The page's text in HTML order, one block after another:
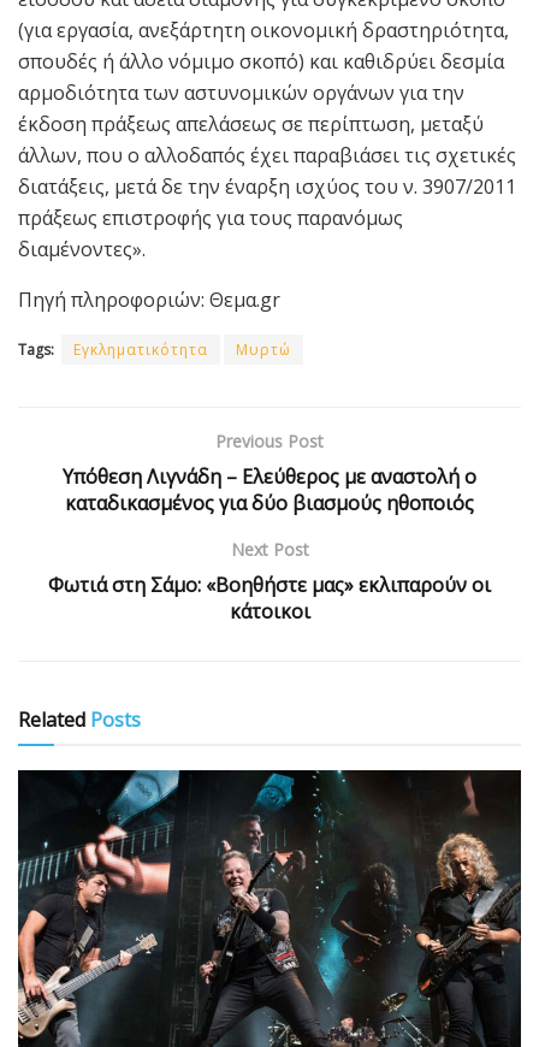
(για εργασία, ανεξάρτητη οικονομική δραστηριότητα,
σπουδές ή άλλο νόμιμο σκοπό) και καθιδρύει δεσμία
αρμοδιότητα των αστυνομικών οργάνων για την
έκδοση πράξεως απελάσεως σε περίπτωση, μεταξύ
άλλων, που ο αλλοδαπός έχει παραβιάσει τις σχετικές
διατάξεις, μετά δε την έναρξη ισχύος του ν. 3907/2011
πράξεως επιστροφής για τους παρανόμως
διαμένοντες».
Πηγή πληροφοριών: Θεμα.gr
Tags: Εγκληματικότητα Μυρτώ
Previous Post
Υπόθεση Λιγνάδη – Ελεύθερος με αναστολή ο
καταδικασμένος για δύο βιασμούς ηθοποιός
Next Post
Φωτιά στη Σάμο: «Βοηθήστε μας» εκλιπαρούν οι
κάτοικοι
Related Posts